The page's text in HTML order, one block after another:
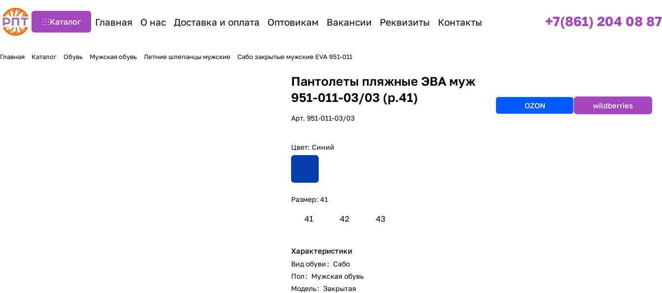
Каталог Главная О нас Доставка и оплата Оптовикам Вакансии Реквизиты Контакты +7(861) 204 08 87
Главная Каталог Обувь Мужская обувь Летние шлепанцы мужские Сабо закрытые мужские EVA 951-011
Пантолеты пляжные ЭВА муж
951-011-03/03 (р.41)
Арт.951-011-03/03
Цвет:Синий
Размер:41
41 42 43
Характеристики
Вид обуви : Сабо
Пол : Мужская обувь
Модель: Закрытая
OZON wildberries